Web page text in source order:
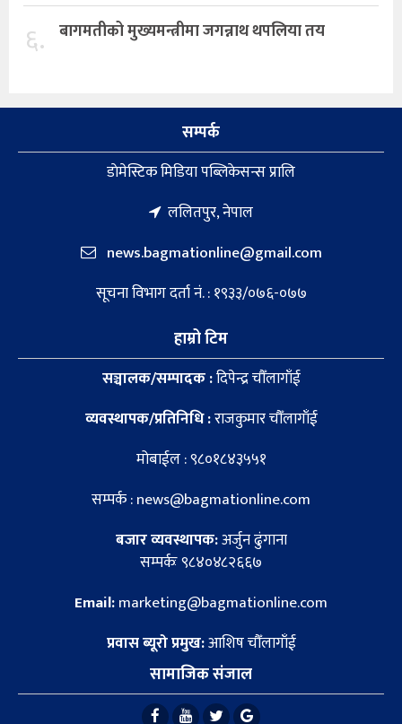
६. बागमतीको मुख्यमन्त्रीमा जगन्नाथ थपलिया तय
सम्पर्क
डाेमेस्टिक मिडिया पब्लिकेसन्स प्रालि
ललितपुर, नेपाल
news.bagmationline@gmail.com
सूचना विभाग दर्ता नं. : १९३३/०७६-०७७
हाम्रो टिम
सञ्चालक/सम्पादक :दिपेन्द्र चौँलागाँई
व्यवस्थापक/प्रतिनिधि :राजकुमार चौँलागाँई
मोबाईल : ९८०१८४३५५१
सम्पर्क : news@bagmationline.com
बजार व्यवस्थापक:अर्जुन ढुंगाना
सम्पर्कः ९८४०४८२६६७
Email:marketing@bagmationline.com
प्रवास ब्यूरो प्रमुख:आशिष चौँलागाँई
सामाजिक संजाल